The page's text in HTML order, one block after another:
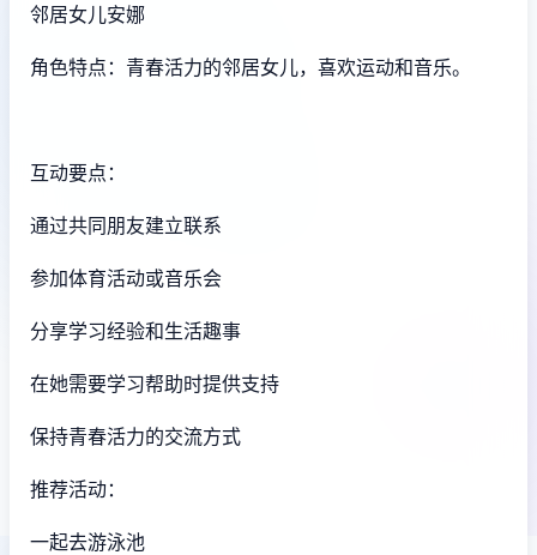
邻居女儿安娜
角色特点：青春活力的邻居女儿，喜欢运动和音乐。
互动要点：
通过共同朋友建立联系
参加体育活动或音乐会
分享学习经验和生活趣事
在她需要学习帮助时提供支持
保持青春活力的交流方式
推荐活动：
一起去游泳池